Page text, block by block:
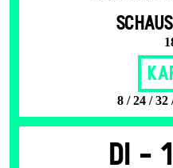
8 / 24 / 32
Di -